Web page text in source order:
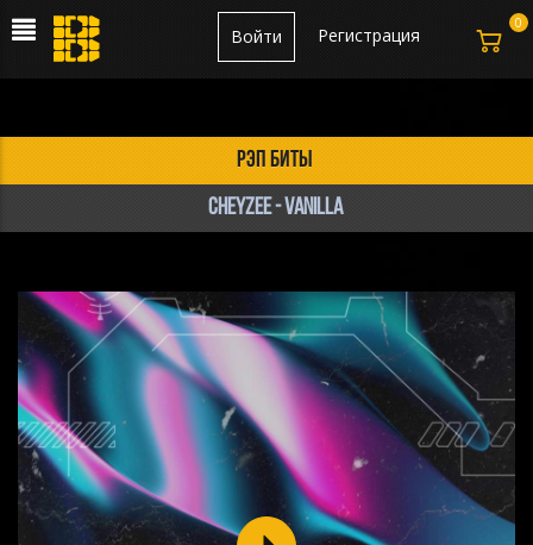
Регистрация
Войти
рэп биты
CHEYZEE - Vanilla
0